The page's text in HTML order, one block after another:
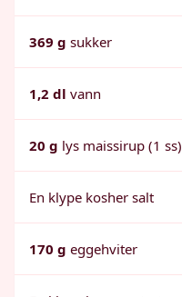
369 g sukker
1,2 dl vann
20 g lys maissirup (1 ss)
En klype kosher salt
170 g eggehviter